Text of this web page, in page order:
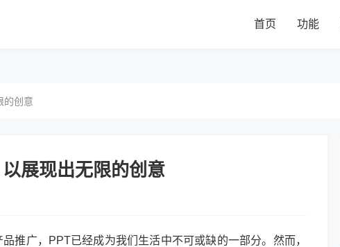
首页 功能
的创意
展现出无限的创意
推广，PPT已经成为我们生活中不可或缺的一部分。然而，